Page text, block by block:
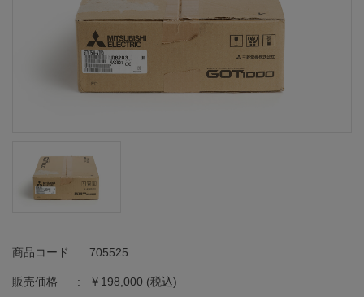
商品コード : 705525
販売価格 : ￥198,000 (税込)